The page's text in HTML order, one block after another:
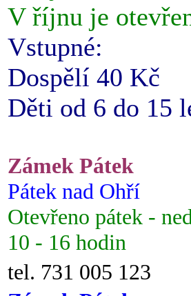
V říjnu je
Vstupné:
Dospělí 40 Kč
Děti od 6 do 15
Zámek Pátek
Pátek nad Ohří
Otevřeno pátek -
10 - 16 hodin
tel. 731 005 123